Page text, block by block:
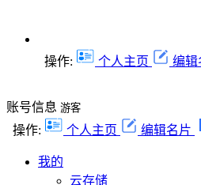
操作: 个人主页 编辑
账号信息 游客
操作: 个人主页 编辑名片
我的
云存储